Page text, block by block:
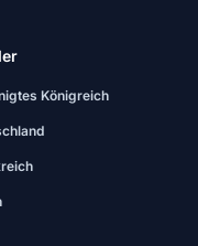
Königreich